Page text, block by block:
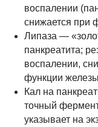
воспалении
снижается при
Липаза —
панкреатита;
воспалении,
функции
Кал на
точный
указывает на